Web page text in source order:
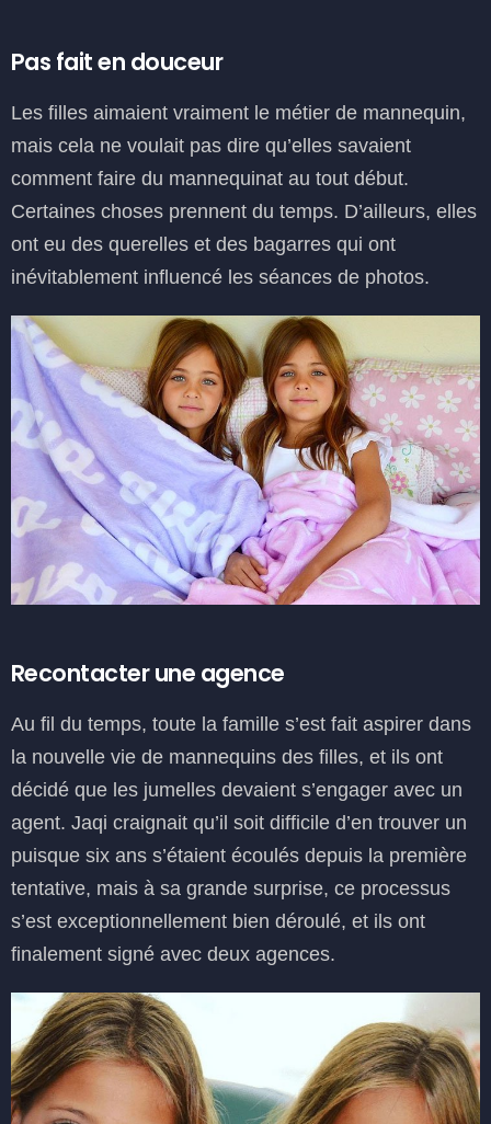
Pas fait en douceur
Les filles aimaient vraiment le métier de mannequin,
mais cela ne voulait pas dire qu’elles savaient
comment faire du mannequinat au tout début.
Certaines choses prennent du temps. D’ailleurs, elles
ont eu des querelles et des bagarres qui ont
inévitablement influencé les séances de photos.
Recontacter une agence
Au fil du temps, toute la famille s’est fait aspirer dans
la nouvelle vie de mannequins des filles, et ils ont
décidé que les jumelles devaient s’engager avec un
agent. Jaqi craignait qu’il soit difficile d’en trouver un
puisque six ans s’étaient écoulés depuis la première
tentative, mais à sa grande surprise, ce processus
s’est exceptionnellement bien déroulé, et ils ont
finalement signé avec deux agences.